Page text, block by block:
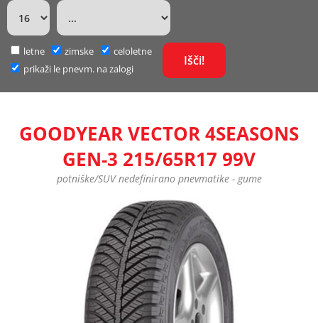
letne zimske
celoletne
prikaži le pnevm. na zalogi
GOODYEAR VECTOR 4SEASONS
GEN-3 215/65R17 99V
potniške/SUV nedefinirano pnevmatike - gume